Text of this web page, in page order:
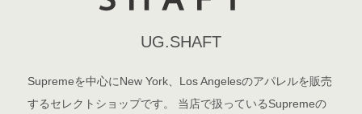
UG.SHAFT
Supremeを中心にNew York、Los Angelesのアパレルを販売
するセレクトショップです。 当店で扱っているSupremeの